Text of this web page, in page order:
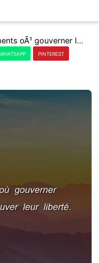
Il y a des moments oÃ¹ gouverner les hommes, c'est sauver leur libertÃ©.
WHATSAPP PINTEREST